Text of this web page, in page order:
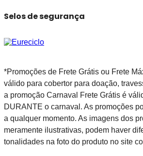
Selos de segurança
*Promoções de Frete Grátis ou Frete
válido para cobertor para doação,
a promoção Carnaval Frete Grátis é
DURANTE o carnaval. As promoções
a qualquer momento. As imagens dos
meramente ilustrativas, podem haver
tonalidades na foto do produto no site